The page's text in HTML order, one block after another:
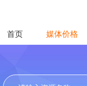
首页 媒体价格